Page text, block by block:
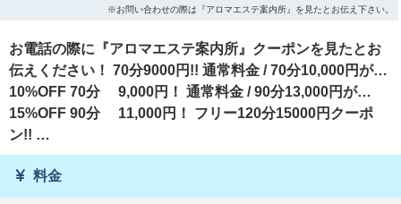
※お問い合わせの際は『アロマエステ案内所』を見たとお伝え下さい。
お電話の際に『アロマエステ案内所』クーポンを見たとお
伝えください！ 70分9000円!! 通常料金 / 70分10,000円が…
10%OFF 70分 9,000円！ 通常料金 / 90分13,000円が…
15%OFF 90分 11,000円！ フリー120分15000円クーポ
ン!! …
料金